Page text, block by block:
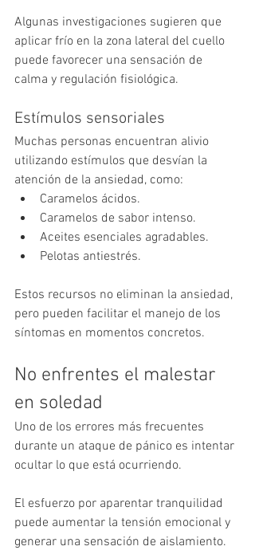
Algunas investigaciones sugieren que
aplicar frío en la zona lateral del cuello
puede favorecer una sensación de
calma y regulación fisiológica.
Estímulos sensoriales
Muchas personas encuentran alivio
utilizando estímulos que desvían la
atención de la ansiedad, como:
Caramelos ácidos.
Caramelos de sabor intenso.
Aceites esenciales agradables.
Pelotas antiestrés.
Estos recursos no eliminan la ansiedad,
pero pueden facilitar el manejo de los
síntomas en momentos concretos.
No enfrentes el malestar
en soledad
Uno de los errores más frecuentes
durante un ataque de pánico es intentar
ocultar lo que está ocurriendo.
El esfuerzo por aparentar tranquilidad
puede aumentar la tensión emocional y
generar una sensación de aislamiento.